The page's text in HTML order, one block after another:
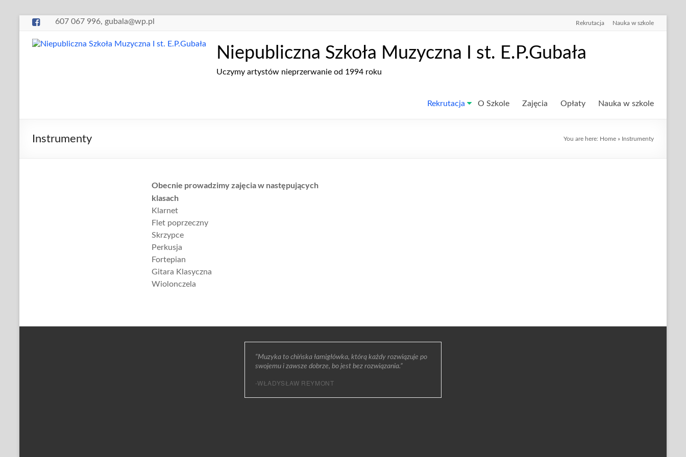
Skip
content
607 067 996, gubala@wp.pl Rekrutacja Nauka w szkole
Niepubliczna Szkoła Muzyczna I st. E.P.Gubała
Uczymy artystów nieprzerwanie od 1994 roku
Rekrutacja O Szkole Zajęcia Opłaty Nauka w szkole
Instrumenty You are here: Home » Instrumenty
Obecnie prowadzimy zajęcia w następujących
klasach
Klarnet
Flet poprzeczny
Skrzypce
Perkusja
Fortepian
Gitara Klasyczna
Wiolonczela
“Muzyka to chińska łamigłówka, którą każdy rozwiązuje po
swojemu i zawsze dobrze, bo jest bez rozwiązania.”
-WŁADYSŁAW REYMONT